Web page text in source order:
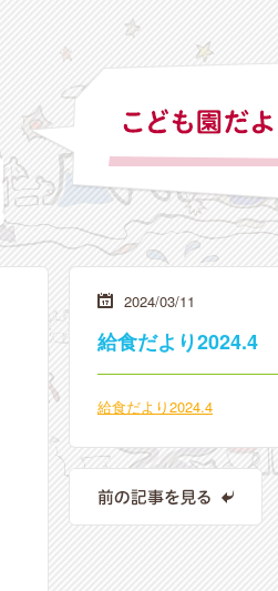
2024/03/11
給食だより2024.4
給食だより2024.4